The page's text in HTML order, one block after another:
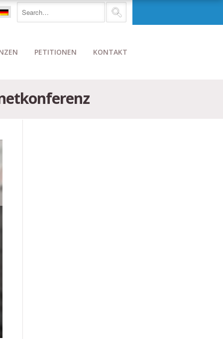
PETITIONEN KONTAKT